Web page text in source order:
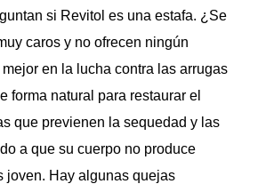
si Revitol es una estafa. ¿Se
caros y no ofrecen ningún
en la lucha contra las arrugas
forma natural para restaurar el
que previenen la sequedad y las
a que su cuerpo no produce
joven. Hay algunas quejas